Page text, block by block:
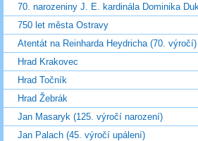
70. narozeniny J. E. kardinála Dominika
750 let města Ostravy
Atentát na Reinharda Heydricha (70. výročí)
Hrad Krakovec
Hrad Točník
Hrad Žebrák
Jan Masaryk (125. výročí narození)
Jan Palach (45. výročí upálení)